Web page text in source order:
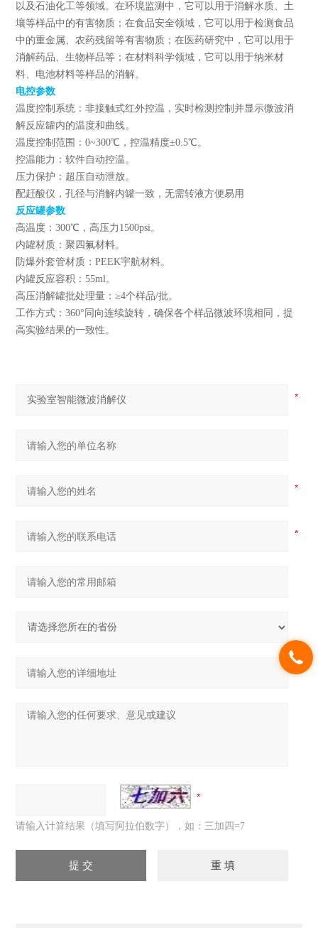
以及石油化工等领域。在环境监测中，它可以用于消解水质、土
壤等样品中的有害物质；在食品安全领域，它可以用于检测食品
中的重金属、农药残留等有害物质；在医药研究中，它可以用于
消解药品、生物样品等；在材料科学领域，它可以用于纳米材
料、电池材料等样品的消解。
电控参数
温度控制系统：非接触式红外控温，实时检测控制并显示微波消
解反应罐内的温度和曲线。
温度控制范围：0~300℃，控温精度±0.5℃。
控温能力：软件自动控温。
压力保护：超压自动泄放。
配赶酸仪，孔径与消解内罐一致，无需转液方便易用
反应罐参数
高温度：300℃，高压力1500psi。
内罐材质：聚四氟材料。
防爆外套管材质：PEEK宇航材料。
内罐反应容积：55ml。
高压消解罐批处理量：≥4个样品/批。
工作方式：360°同向连续旋转，确保各个样品微波环境相同，提
高实验结果的一致性。
请输入计算结果（填写阿拉伯数字），如：三加四=7